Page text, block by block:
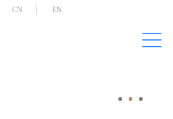
CN EN